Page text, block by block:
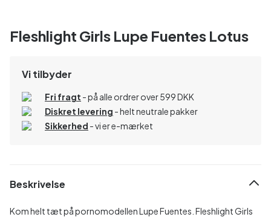
Fleshlight Girls Lupe Fuentes Lotus
Vi tilbyder
Fri fragt - på alle ordrer over 599 DKK
Diskret levering - helt neutrale pakker
Sikkerhed - vi er e-mærket
Beskrivelse
Kom helt tæt på pornomodellen Lupe Fuentes. Fleshlight Girls